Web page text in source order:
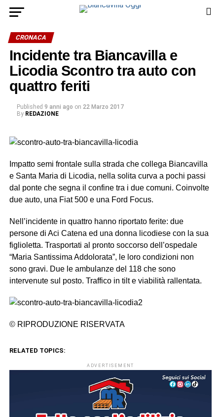
CRONACA
Incidente tra Biancavilla e
Licodia Scontro tra auto con
quattro feriti
Published 9 anni ago on 22 Marzo 2017
By REDAZIONE
Impatto semi frontale sulla strada che collega Biancavilla
e Santa Maria di Licodia, nella solita curva a pochi passi
dal ponte che segna il confine tra i due comuni. Coinvolte
due auto, una Fiat 500 e una Ford Focus.
Nell’incidente in quattro hanno riportato ferite: due
persone di Aci Catena ed una donna licodiese con la sua
figlioletta. Trasportati al pronto soccorso dell’ospedale
“Maria Santissima Addolorata”, le loro condizioni non
sono gravi. Due le ambulanze del 118 che sono
intervenute sul posto. Traffico in tilt e viabilità rallentata.
© RIPRODUZIONE RISERVATA
RELATED TOPICS:
ADVERTISEMENT